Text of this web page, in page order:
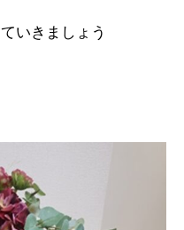
いきましょう